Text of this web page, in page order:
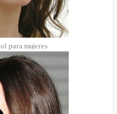
para mujeres